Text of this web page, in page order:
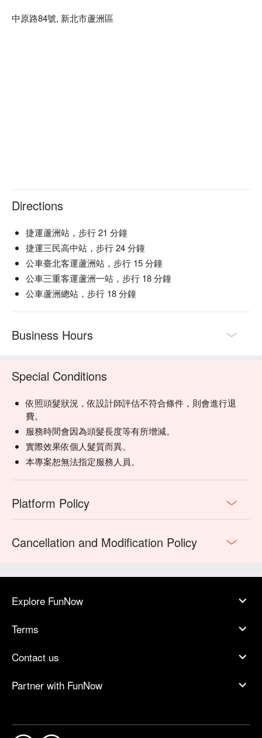
中原路84號, 新北市蘆洲區
Directions
捷運蘆洲站，步行 21 分鐘
捷運三民高中站，步行 24 分鐘
公車臺北客運蘆洲站，步行 15 分鐘
公車三重客運蘆洲一站，步行 18 分鐘
公車蘆洲總站，步行 18 分鐘
Business Hours
Special Conditions
依照頭髮狀況，依設計師評估不符合條件，則會進行退
費。
服務時間會因為頭髮長度等有所增減。
實際效果依個人髮質而異。
本專案恕無法指定服務人員。
Platform Policy
Cancellation and Modification Policy
Explore FunNow
Terms
Contact us
Partner with FunNow